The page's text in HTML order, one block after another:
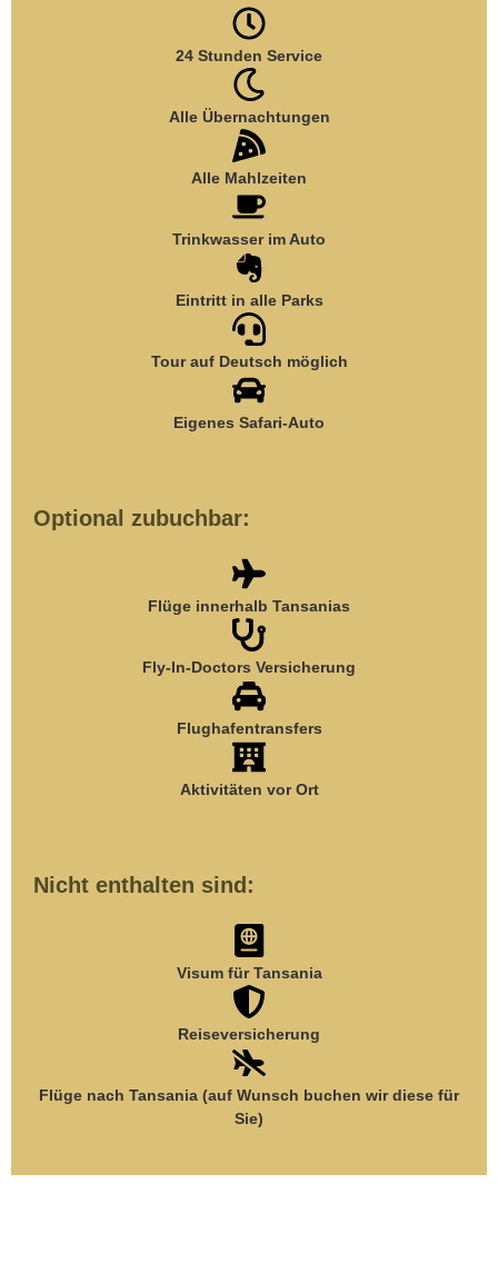
24 Stunden Service
Alle Übernachtungen
Alle Mahlzeiten
Trinkwasser im Auto
Eintritt in alle Parks
Tour auf Deutsch möglich
Eigenes Safari-Auto
Optional zubuchbar:
Flüge innerhalb Tansanias
Fly-In-Doctors Versicherung
Flughafentransfers
Aktivitäten vor Ort
Nicht enthalten sind:
Visum für Tansania
Reiseversicherung
Flüge nach Tansania (auf Wunsch buchen wir diese für
Sie)